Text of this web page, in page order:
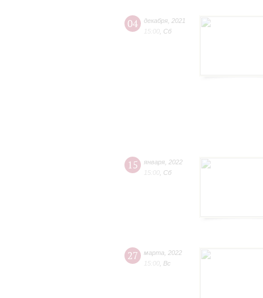
04 декабря 2021
15:00 Сб
15 января 2022
15:00 Сб
27 марта
2022
15:00 Вс